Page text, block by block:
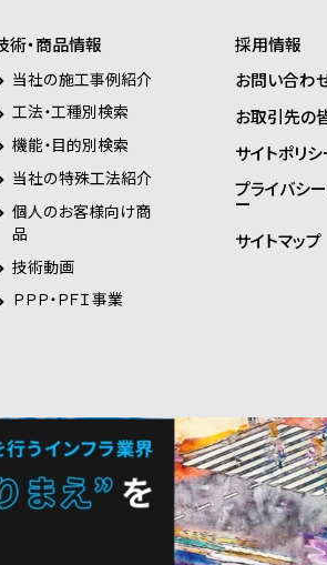
術・商品情報
当社の施工事例紹介
工法・工種別検索
機能・目的別検索
当社の特殊工法紹介
個人のお客様向け商
品
技術動画
ＰＰＰ・ＰＦＩ事業
採用情報
お問い合わ
お取引先の
サイトポリシ
プライバシ
ー
サイトマップ